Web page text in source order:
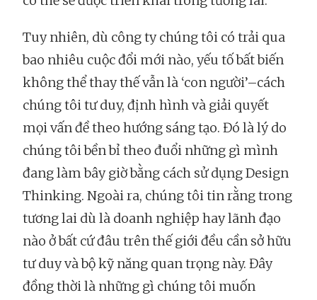
Tuy nhiên, dù công ty chúng tôi có trải qua
bao nhiêu cuộc đổi mới nào, yếu tố bất biến
không thể thay thế vẫn là ‘con người’–cách
chúng tôi tư duy, định hình và giải quyết
mọi vấn đề theo hướng sáng tạo. Đó là lý do
chúng tôi bền bỉ theo đuổi những gì mình
đang làm bây giờ bằng cách sử dụng Design
Thinking. Ngoài ra, chúng tôi tin rằng trong
tương lai dù là doanh nghiệp hay lãnh đạo
nào ở bất cứ đâu trên thế giới đều cần sở hữu
tư duy và bộ kỹ năng quan trọng này. Đây
đồng thời là những gì chúng tôi muốn